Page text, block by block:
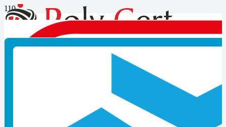
Mesleki Yeterlilik Belgesini
Nereden Alabilirim